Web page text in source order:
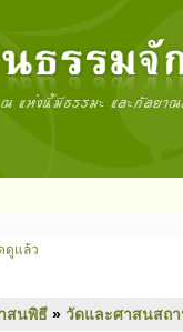
ดูแล้ว
สนพิธี » วัดและศาสนสถ